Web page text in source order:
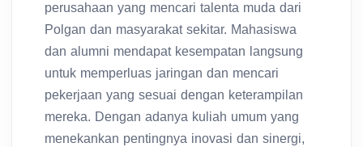
perusahaan yang mencari talenta muda dari
Polgan dan masyarakat sekitar. Mahasiswa
dan alumni mendapat kesempatan langsung
untuk memperluas jaringan dan mencari
pekerjaan yang sesuai dengan keterampilan
mereka. Dengan adanya kuliah umum yang
menekankan pentingnya inovasi dan sinergi,